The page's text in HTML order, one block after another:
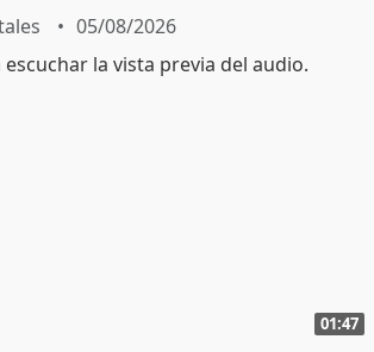
05/08/2026
01:47